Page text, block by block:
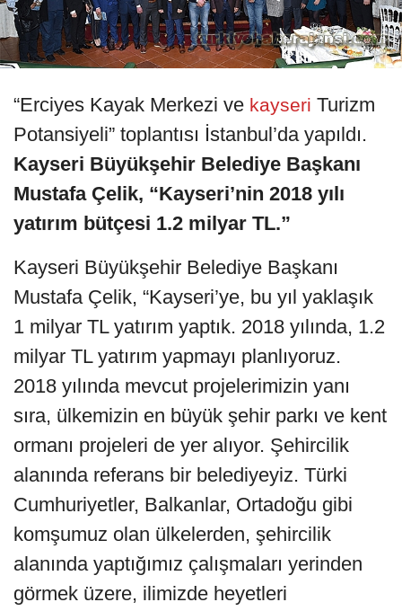
“Erciyes Kayak Merkezi ve kayseri Turizm
Potansiyeli” toplantısı İstanbul’da yapıldı.
Kayseri Büyükşehir Belediye Başkanı
Mustafa Çelik, “Kayseri’nin 2018 yılı
yatırım bütçesi 1.2 milyar TL.”
Kayseri Büyükşehir Belediye Başkanı
Mustafa Çelik, “Kayseri’ye, bu yıl yaklaşık
1 milyar TL yatırım yaptık. 2018 yılında, 1.2
milyar TL yatırım yapmayı planlıyoruz.
2018 yılında mevcut projelerimizin yanı
sıra, ülkemizin en büyük şehir parkı ve kent
ormanı projeleri de yer alıyor. Şehircilik
alanında referans bir belediyeyiz. Türki
Cumhuriyetler, Balkanlar, Ortadoğu gibi
komşumuz olan ülkelerden, şehircilik
alanında yaptığımız çalışmaları yerinden
görmek üzere, ilimizde heyetleri